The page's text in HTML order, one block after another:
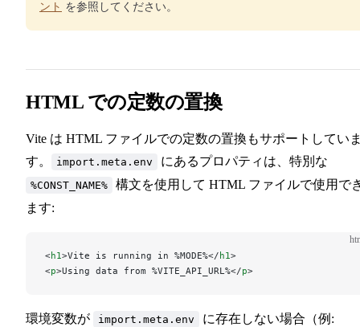
ント を参照してください。
HTML での定数の置換
Vite は HTML ファイルでの定数の置換もサポートしてい
す。
import.meta.env にあるプロパティは、特別な
%CONST_NAME%
構文を使用して HTML ファイルで使用で
ます:
<h1>Vite is running in %MODE%</ h1>
<p>Using data from %VITE_API_URL%</p>
環境変数が import.meta.env に存在しない場合（例: